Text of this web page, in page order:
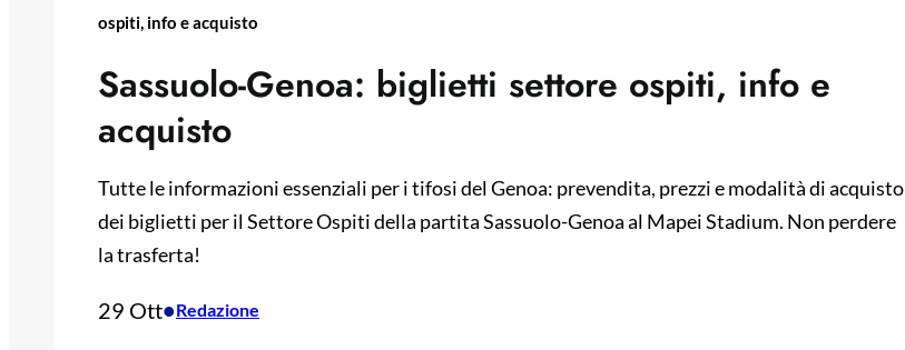
ospiti, info e acquisto
Sassuolo-Genoa: biglietti settore ospiti, info e
acquisto
Tutte le informazioni essenziali per i tifosi del Genoa: prevendita, prezzi e modalità di acquisto
dei biglietti per il Settore Ospiti della partita Sassuolo-Genoa al Mapei Stadium. Non perdere
la trasferta!
29 Ott•Redazione